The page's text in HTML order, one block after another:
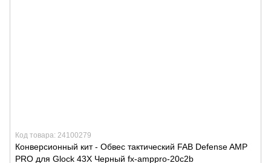
Код товара: 24100279
Конверсионный кит - Обвес тактический FAB Defense AMP
PRO для Glock 43X Черный fx-amppro-20c2b